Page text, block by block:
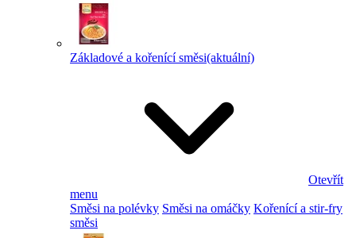
Základové a kořenící směsi(aktuální)
Otevřít
menu
Směsi na polévky Směsi na omáčky Kořenící a stir-fry
směsi